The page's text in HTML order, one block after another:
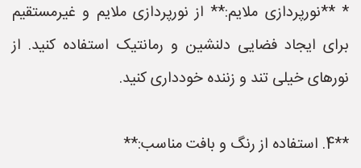
* **نورپردازی ملایم:** از نورپردازی ملایم و غیرمستقیم
برای ایجاد فضایی دلنشین و رمانتیک استفاده کنید. از
نورهای خیلی تند و زننده خودداری کنید.
**4. استفاده از رنگ و بافت مناسب:**